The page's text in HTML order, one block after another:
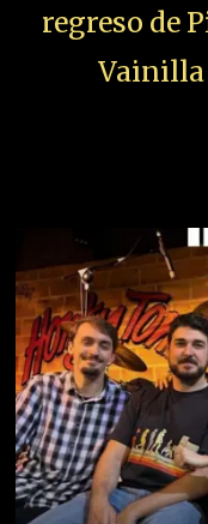
regreso de
Vainilla